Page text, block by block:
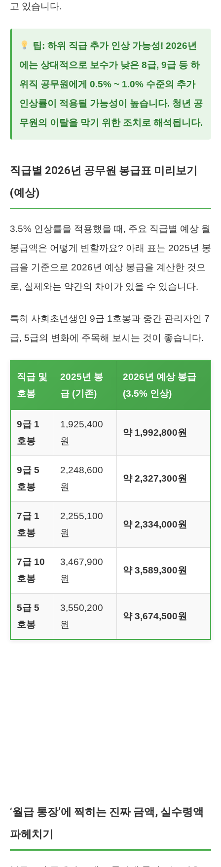
고 있습니다.
팁: 하위 직급 추가 인상 가능성! 2026년
에는 상대적으로 보수가 낮은 8급, 9급 등 하
위직 공무원에게 0.5% ~ 1.0% 수준의 추가
인상률이 적용될 가능성이 높습니다. 청년 공
무원의 이탈을 막기 위한 조치로 해석됩니다.
직급별 2026년 공무원 봉급표 미리보기
(예상)
3.5% 인상률을 적용했을 때, 주요 직급별 예상 월
봉급액은 어떻게 변할까요? 아래 표는 2025년 봉
급을 기준으로 2026년 예상 봉급을 계산한 것으
로, 실제와는 약간의 차이가 있을 수 있습니다.
특히 사회초년생인 9급 1호봉과 중간 관리자인 7
급, 5급의 변화에 주목해 보시는 것이 좋습니다.
직급 및
호봉
2025년 봉
급 (기존)
2026년 예상 봉급
(3.5% 인상)
9급 1
호봉
1,925,400
원
약 1,992,800원
9급 5
호봉
2,248,600
원
약 2,327,300원
7급 1
호봉
2,255,100
원
약 2,334,000원
7급 10
호봉
3,467,900
원
약 3,589,300원
5급 5
호봉
3,550,200
원
약 3,674,500원
‘월급 통장’에 찍히는 진짜 금액, 실수령액
파헤치기